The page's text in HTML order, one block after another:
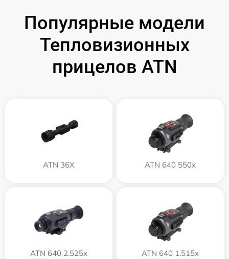
Популярные модели
Тепловизионных
прицелов ATN
ATN 36X ATN 640 550x
ATN 640 2.525x ATN 640 1.515x